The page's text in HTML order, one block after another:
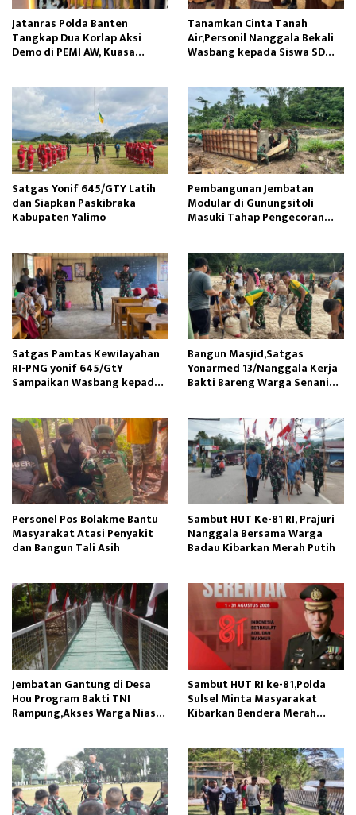
Jatanras Polda Banten
Tangkap Dua Korlap Aksi
Demo di PEMI AW, Kuasa
Tanamkan Cinta Tanah
Air,Personil Nanggala Bekali
Wasbang kepada Siswa SD
Satgas Yonif 645/GTY Latih
dan Siapkan Paskibraka
Kabupaten Yalimo
Pembangunan Jembatan
Modular di Gunungsitoli
Masuki Tahap Pengecoran
Satgas Pamtas Kewilayahan
RI-PNG yonif 645/GtY
Sampaikan Wasbang kepada
Bangun Masjid,Satgas
Yonarmed 13/Nanggala Kerja
Bakti Bareng Warga Senaning
Personel Pos Bolakme Bantu
Masyarakat Atasi Penyakit
dan Bangun Tali Asih
Sambut HUT Ke-81 RI, Prajuri
Nanggala Bersama Warga
Badau Kibarkan Merah Putih
Jembatan Gantung di Desa
Hou Program Bakti TNI
Rampung,Akses Warga Nias
Sambut HUT RI ke-81,Polda
Sulsel Minta Masyarakat
Kibarkan Bendera Merah